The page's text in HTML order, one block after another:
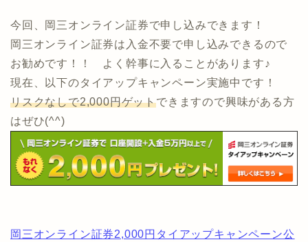
今回、岡三オンライン証券で申し込みできます！
岡三オンライン証券は入金不要で申し込みできるので
お勧めです！！ よく幹事に入ることがあります♪
現在、以下のタイアップキャンペーン実施中です！
リスクなしで2,000円ゲットできますので興味がある方
はぜひ(^^)
岡三オンライン証券2,000円タイアップキャンペーン公